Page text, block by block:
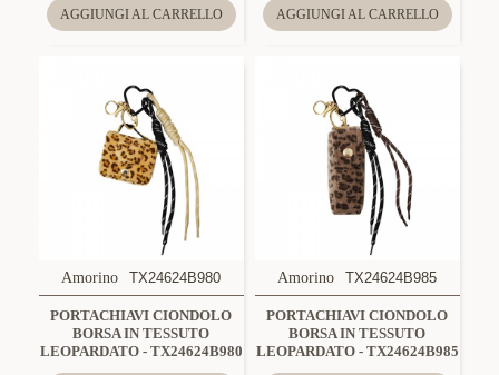
AGGIUNGI AL CARRELLO AGGIUNGI AL CARRELLO
Amorino TX24624B980
PORTACHIAVI CIONDOLO
BORSA IN TESSUTO
LEOPARDATO - TX24624B980
Amorino TX24624B985
PORTACHIAVI CIONDOLO
BORSA IN TESSUTO
LEOPARDATO - TX24624B985